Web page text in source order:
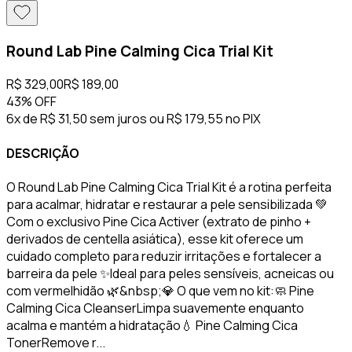
Round Lab Pine Calming Cica Trial Kit
R$ 329,00R$ 189,00
43%OFF
6x de R$ 31,50 sem jurosouR$ 179,55no PIX
DESCRIÇÃO
O Round Lab Pine Calming Cica Trial Kit é a rotina perfeita
para acalmar, hidratar e restaurar a pele sensibilizada 💚
Com o exclusivo Pine Cica Activer (extrato de pinho +
derivados de centella asiática), esse kit oferece um
cuidado completo para reduzir irritações e fortalecer a
barreira da pele ✨Ideal para peles sensíveis, acneicas ou
com vermelhidão 🌿&nbsp;💎 O que vem no kit:🧼 Pine
Calming Cica CleanserLimpa suavemente enquanto
acalma e mantém a hidratação💧 Pine Calming Cica
TonerRemove r...